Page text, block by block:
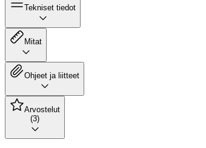
Tekniset tiedot
Mitat
Ohjeet ja liitteet
Arvostelut
(3)